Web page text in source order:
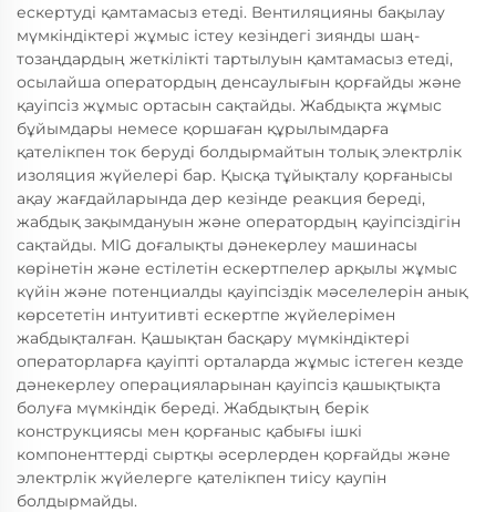
ескертуді қамтамасыз етеді. Вентиляцияны бақылау
мүмкіндіктері жұмыс істеу кезіндегі зиянды шаң-
тозаңдардың жеткілікті тартылуын қамтамасыз етеді,
осылайша оператордың денсаулығын қорғайды және
қауіпсіз жұмыс ортасын сақтайды. Жабдықта жұмыс
бұйымдары немесе қоршаған құрылымдарға
қателікпен ток беруді болдырмайтын толық электрлік
изоляция жүйелері бар. Қысқа тұйықталу қорғанысы
ақау жағдайларында дер кезінде реакция береді,
жабдық зақымдануын және оператордың қауіпсіздігін
сақтайды. MIG доғалықты дәнекерлеу машинасы
көрінетін және естілетін ескертпелер арқылы жұмыс
күйін және потенциалды қауіпсіздік мәселелерін анық
көрсететін интуитивті ескертпе жүйелерімен
жабдықталған. Қашықтан басқару мүмкіндіктері
операторларға қауіпті орталарда жұмыс істеген кезде
дәнекерлеу операцияларынан қауіпсіз қашықтықта
болуға мүмкіндік береді. Жабдықтың берік
конструкциясы мен қорғаныс қабығы ішкі
компоненттерді сыртқы әсерлерден қорғайды және
электрлік жүйелерге қателікпен тиісу қаупін
болдырмайды.